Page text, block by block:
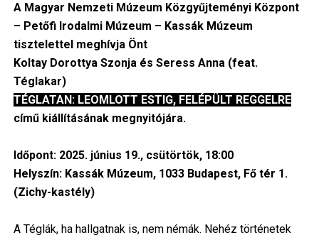
A Magyar Nemzeti Múzeum Közgyűjteményi Központ
– Petőfi Irodalmi Múzeum – Kassák Múzeum
tisztelettel meghívja Önt
Koltay Dorottya Szonja és Seress Anna (feat.
Téglakar)
TÉGLATAN: LEOMLOTT ESTIG, FELÉPÜLT REGGELRE
című kiállításának megnyitójára.
Időpont: 2025. június 19., csütörtök, 18:00
Helyszín: Kassák Múzeum, 1033 Budapest, Fő tér 1.
(Zichy-kastély)
A Téglák, ha hallgatnak is, nem némák. Nehéz történetek